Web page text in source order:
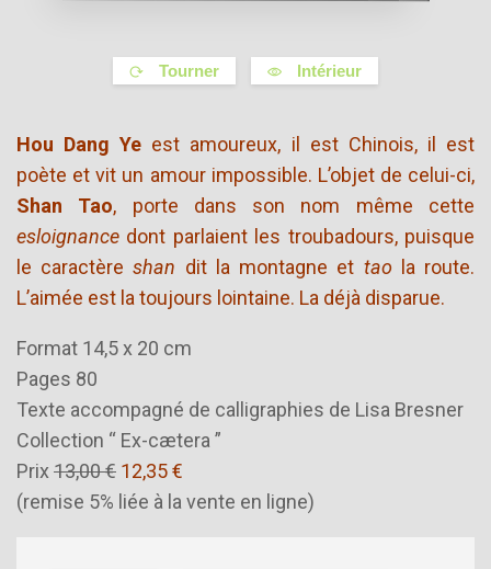
Tourner Intérieur
Hou Dang Ye est amoureux, il est Chinois, il est
poète et vit un amour impossible. L’objet de celui-ci,
Shan Tao, porte dans son nom même cette
esloignance dont parlaient les troubadours, puisque
le caractèreshan dit la montagne et taola route.
L’aimée est la toujours lointaine. La déjà disparue.
Format 14,5 x 20 cm
Pages 80
Texte accompagné de calligraphies de Lisa Bresner
Collection “ Ex-cætera ”
Prix 13,00 € 12,35 €
(remise 5% liée à la vente en ligne)